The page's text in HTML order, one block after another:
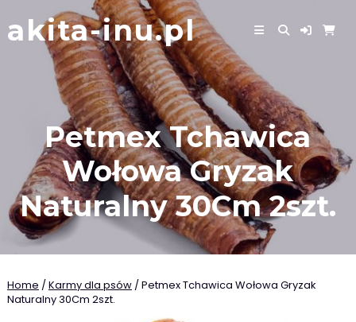
to
content
akita-inu.pl
Petmex Tchawica
Wołowa Gryzak
Naturalny 30Cm 2szt.
Home /Karmy dla psów/ Petmex Tchawica Wołowa Gryzak
Naturalny 30Cm 2szt.